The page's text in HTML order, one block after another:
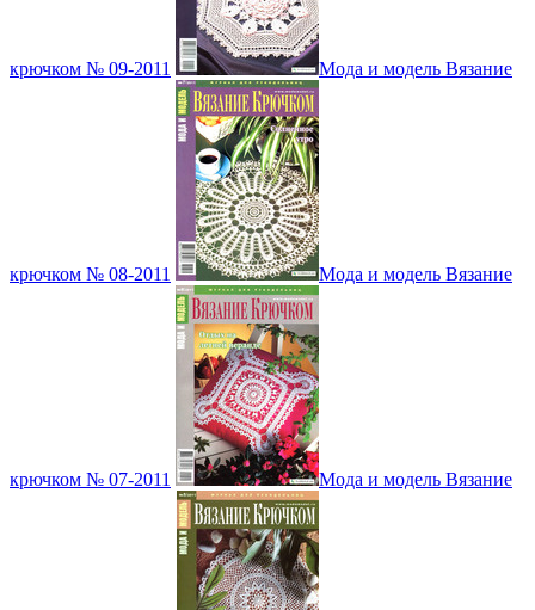
крючком № 09-2011 Мода и модель Вязание
крючком № 08-2011 Мода и модель Вязание
крючком № 07-2011 Мода и модель Вязание